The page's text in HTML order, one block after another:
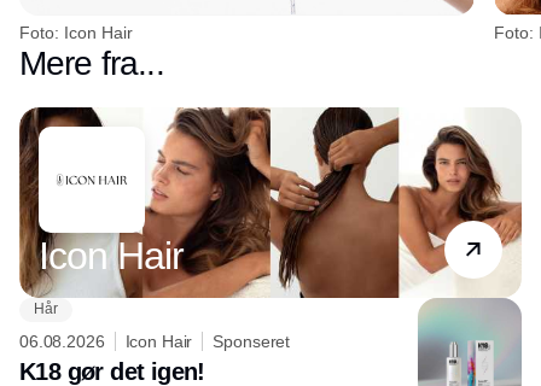
Foto: Icon Hair Foto:
Mere fra...
Icon Hair
Hår
06.08.2026 Icon Hair Sponseret
K18 gør det igen!